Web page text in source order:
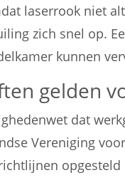
laserrook niet
zich snel op.
kunnen
gelden
dat
Vereniging